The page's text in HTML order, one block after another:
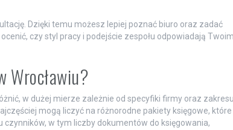
Dzięki temu możesz lepiej poznać biuro oraz zadać
czy styl pracy i podejście zespołu odpowiadają Twoim
Wrocławiu?
w dużej mierze zależnie od specyfiki firmy oraz zakresu
mogą liczyć na różnorodne pakiety księgowe, które
w tym liczby dokumentów do księgowania,